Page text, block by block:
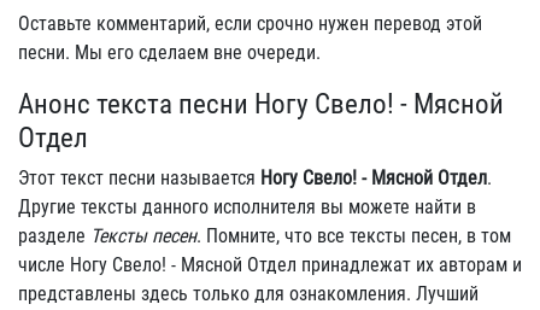
Оставьте комментарий, если срочно нужен перевод этой
песни. Мы его сделаем вне очереди.
Анонс текста песни Ногу Свело! - Мясной
Отдел
Этот текст песни называется Ногу Свело! - Мясной Отдел.
Другие тексты данного исполнителя вы можете найти в
разделе Тексты песен. Помните, что все тексты песен, в том
числе Ногу Свело! - Мясной Отдел принадлежат их авторам и
представлены здесь только для ознакомления. Лучший